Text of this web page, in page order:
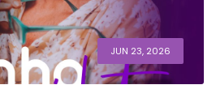
JUN 23, 2026